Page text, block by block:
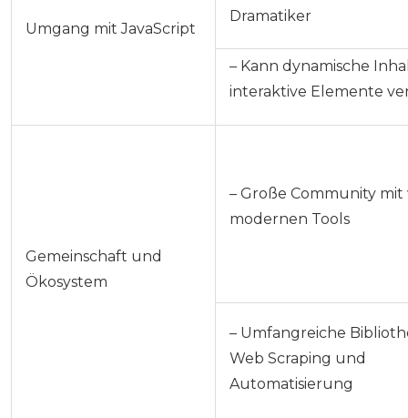
Umgang mit JavaScript
Dramatiker
– Kann dynamische
interaktive Elemente
Gemeinschaft und
Ökosystem
– Große Community mit
modernen Tools
– Umfangreiche
Web Scraping und
Automatisierung